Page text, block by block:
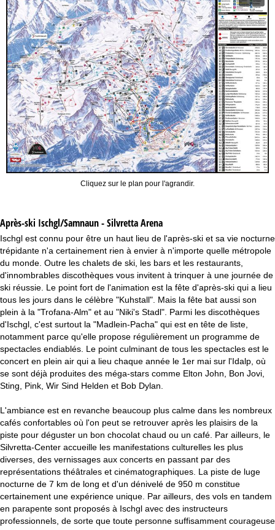
Cliquez sur le plan pour l'agrandir.
Après-ski Ischgl/Samnaun - Silvretta Arena
Ischgl est connu pour être un haut lieu de l'après-ski et sa vie nocturne
trépidante n'a certainement rien à envier à n'importe quelle métropole
du monde. Outre les chalets de ski, les bars et les restaurants,
d'innombrables discothèques vous invitent à trinquer à une journée de
ski réussie. Le point fort de l'animation est la fête d'après-ski qui a lieu
tous les jours dans le célèbre "Kuhstall". Mais la fête bat aussi son
plein à la "Trofana-Alm" et au "Niki's Stadl". Parmi les discothèques
d'Ischgl, c'est surtout la "Madlein-Pacha" qui est en tête de liste,
notamment parce qu'elle propose régulièrement un programme de
spectacles endiablés. Le point culminant de tous les spectacles est le
concert en plein air qui a lieu chaque année le 1er mai sur l'Idalp, où
se sont déjà produites des méga-stars comme Elton John, Bon Jovi,
Sting, Pink, Wir Sind Helden et Bob Dylan.
L'ambiance est en revanche beaucoup plus calme dans les nombreux
cafés confortables où l'on peut se retrouver après les plaisirs de la
piste pour déguster un bon chocolat chaud ou un café. Par ailleurs, le
Silvretta-Center accueille les manifestations culturelles les plus
diverses, des vernissages aux concerts en passant par des
représentations théâtrales et cinématographiques. La piste de luge
nocturne de 7 km de long et d'un dénivelé de 950 m constitue
certainement une expérience unique. Par ailleurs, des vols en tandem
en parapente sont proposés à Ischgl avec des instructeurs
professionnels, de sorte que toute personne suffisamment courageuse